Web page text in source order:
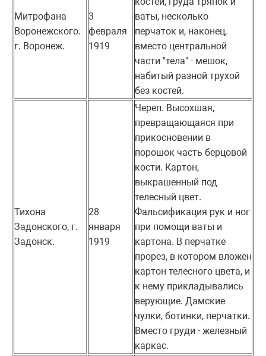
Митрофана
Воронежского.
г. Воронеж.
3
февраля
1919
ваты, несколько
перчаток и, наконец,
вместо центральной
части "тела" - мешок,
набитый разной трухой
без костей.
Тихона
Задонского, г.
Задонск.
28
января
1919
Череп. Высохшая,
превращающаяся при
прикосновении в
порошок часть берцовой
кости. Картон,
выкрашенный под
телесный цвет.
Фальсификация рук и ног
при помощи ваты и
картона. В перчатке
прорез, в котором вложен
картон телесного цвета, и
к нему прикладывались
верующие. Дамские
чулки, ботинки, перчатки.
Вместо груди - железный
каркас.